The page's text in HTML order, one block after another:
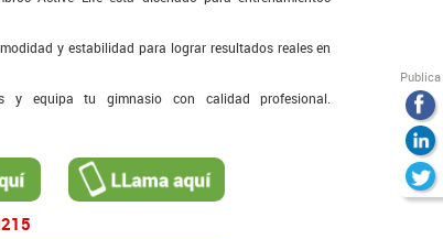
Publica
y estabilidad para lograr resultados reales en
y equipa tu gimnasio con calidad profesional.